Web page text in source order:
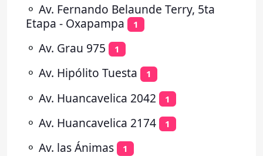
⚬ Av. Fernando Belaunde Terry, 5ta
Etapa - Oxapampa
1
⚬ Av. Grau 975 1
⚬ Av. Hipólito Tuesta 1
⚬ Av. Huancavelica 2042 1
⚬ Av. Huancavelica 2174 1
⚬ Av. las Ánimas 1